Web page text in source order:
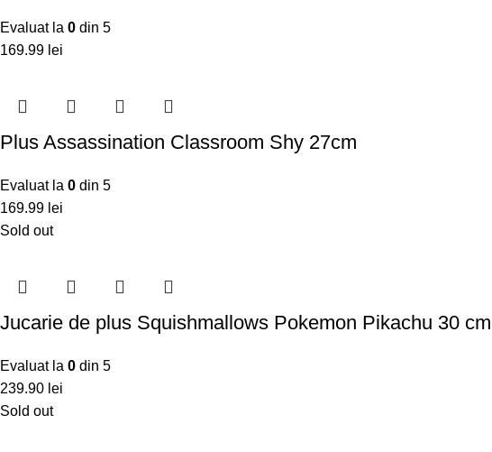
Evaluat la 0 din 5
169.99 lei
Plus Assassination Classroom Shy 27cm
Evaluat la 0 din 5
169.99 lei
Sold out
Jucarie de plus Squishmallows Pokemon Pikachu 30 cm
Evaluat la 0 din 5
239.90 lei
Sold out